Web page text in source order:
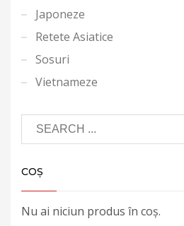
Japoneze
Retete Asiatice
Sosuri
Vietnameze
COȘ
Nu ai niciun produs în coș.